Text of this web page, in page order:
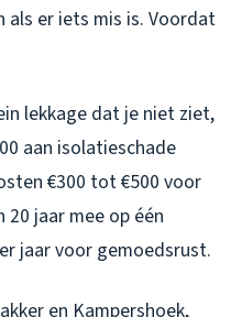
als er iets mis is. Voordat
lekkage dat je niet ziet,
aan isolatieschade
€300 tot €500 voor
20 jaar mee op één
jaar voor gemoedsrust.
en Kampershoek,